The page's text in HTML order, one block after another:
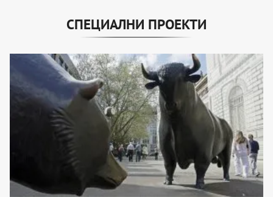
СПЕЦИАЛНИ ПРОЕКТИ